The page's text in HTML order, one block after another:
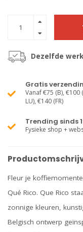
Dezelfde
Gratis
Vanaf €75 (B), €100
LU), €140 (FR)
Trending sinds
Fysieke shop +
Fleur je
Qué Rico. Que Rico
zonnige kleuren,
Belgisch ontwerp